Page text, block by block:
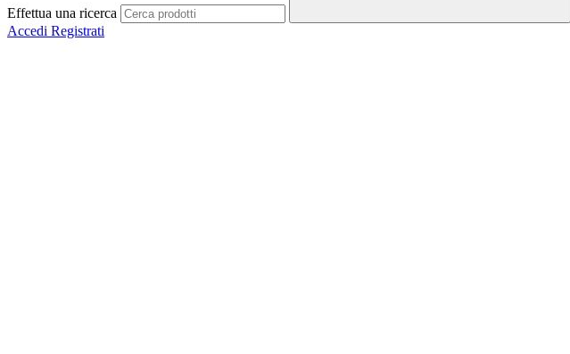
Effettua una ricerca
Accedi Registrati